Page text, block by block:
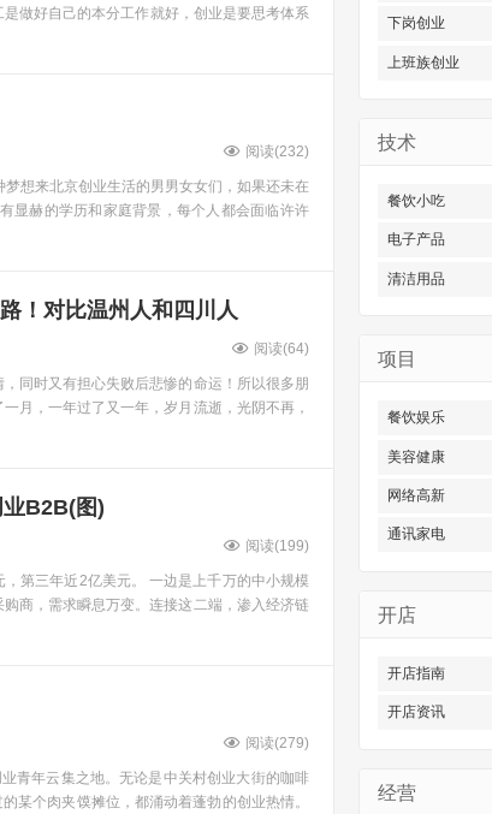
做好自己的本分工作就好，创业是要思考体系
阅读(232)
想来北京创业生活的男男女女们，如果还未在
显赫的学历和家庭背景，每个人都会面临许许
！对比温州人和四川人
阅读(64)
同时又有担心失败后悲惨的命运！所以很多朋
月，一年过了又一年，岁月流逝，光阴不再，
B2B(图)
阅读(199)
第三年近2亿美元。 一边是上千万的中小规模
商，需求瞬息万变。连接这二端，渗入经济链
阅读(279)
青年云集之地。无论是中关村创业大街的咖啡
某个肉夹馍摊位，都涌动着蓬勃的创业热情。
下岗创业
上班族创业
技术
餐饮小吃
电子产品
清洁用品
项目
餐饮娱乐
美容健康
网络高新
通讯家电
开店
开店指南
开店资讯
经营